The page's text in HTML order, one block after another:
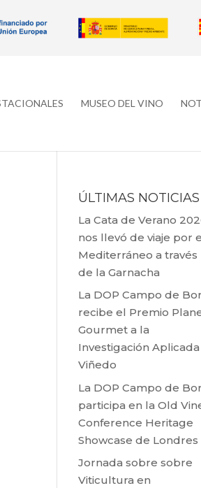
MUSEO DEL VINO
ÚLTIMAS NOTICIAS
La Cata de Verano
nos llevó de viaje por
Mediterráneo a través
de la Garnacha
La DOP Campo de
recibe el Premio
Gourmet a la
Investigación Aplicada
Viñedo
La DOP Campo de
participa en la Old
Conference Heritage
Showcase de Londres
Jornada sobre sobre
Viticultura en